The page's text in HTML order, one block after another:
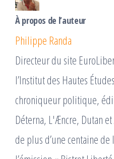
À propos de l’auteur
Philippe Randa
Directeur du site
l’Institut des Hautes
chroniqueur politique,
Déterna, L'Æncre, Dutan
de plus d’une centaine